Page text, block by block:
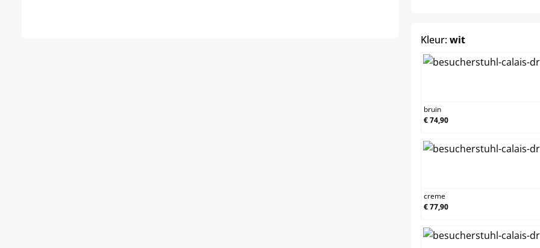
Kleur:witselect
bruin
€ 74,90
creme
€ 77,90